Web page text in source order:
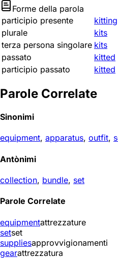
Forme della parola
participio presente
kitting
plurale
kits
terza persona singolare kits
passato
kitted
participio passato
kitted
Parole Correlate
Sinonimi
equipment, apparatus, outfit,
Antònimi
collection, bundle, set
Parole Correlate
equipmentattrezzature
setset
suppliesapprovvigionamenti
gearattrezzatura